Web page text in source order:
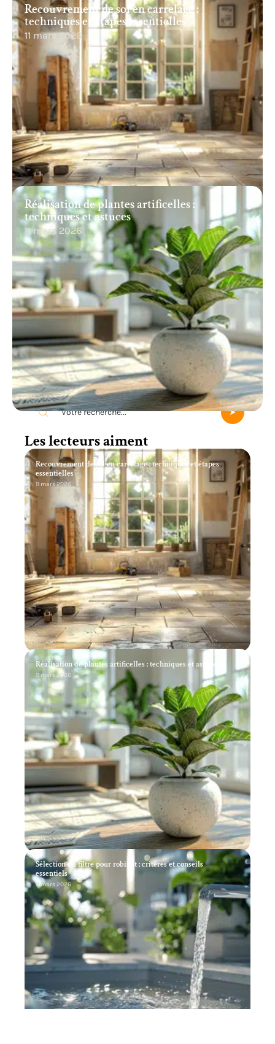
Recouvrement de sol en carrelage :
techniques et étapes essentielles
11 mars 2026
Réalisation de plantes artificelles :
techniques et astuces
11 mars 2026
Recherche
Les lecteurs aiment
Recouvrement de sol en carrelage : techniques et étapes
essentielles
11 mars 2026
Réalisation de plantes artificelles : techniques et astuces
11 mars 2026
Sélection du filtre pour robinet : critères et conseils
essentiels
11 mars 2026